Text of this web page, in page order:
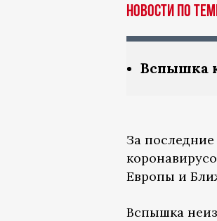
Новости по
Вспышка
За
Европы и
Вспышка